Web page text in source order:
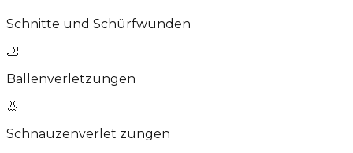
Schnitte und Schürfwunden
🦶
Ballenverletzungen
👃
Schnauzenverlet zungen